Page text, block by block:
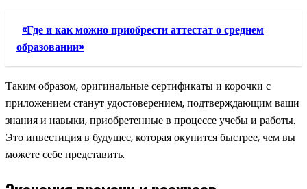
«Где и как можно приобрести аттестат о среднем
образовании»
Таким образом, оригинальные сертификаты и корочки с
приложением станут удостоверением, подтверждающим ваши
знания и навыки, приобретенные в процессе учебы и работы.
Это инвестиция в будущее, которая окупится быстрее, чем вы
можете себе представить.